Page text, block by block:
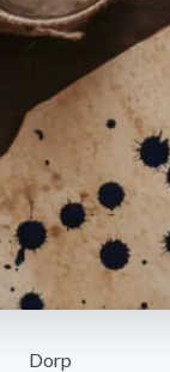
Dorp